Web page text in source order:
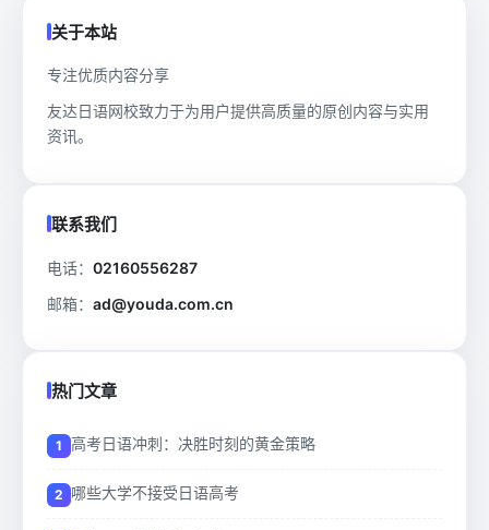
关于本站
专注优质内容分享
友达日语网校致力于为用户提供高质量的原创内容与实用
资讯。
联系我们
电话： 02160556287
邮箱： ad@youda.com.cn
热门文章
高考日语冲刺：决胜时刻的黄金策略
哪些大学不接受日语高考